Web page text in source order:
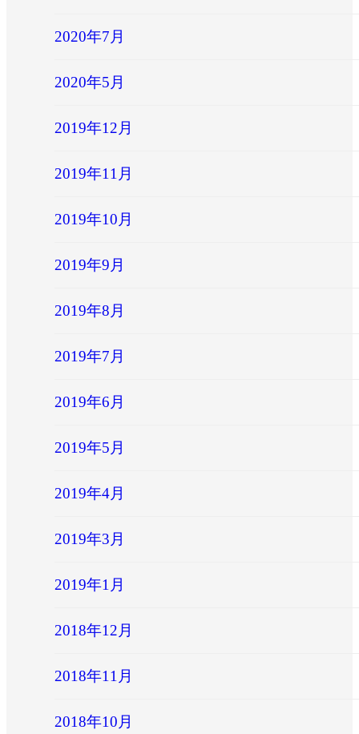
2020年7月
2020年5月
2019年12月
2019年11月
2019年10月
2019年9月
2019年8月
2019年7月
2019年6月
2019年5月
2019年4月
2019年3月
2019年1月
2018年12月
2018年11月
2018年10月